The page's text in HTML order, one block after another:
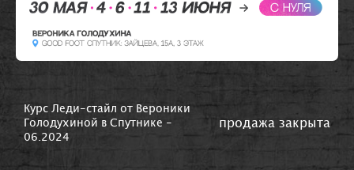
Курс Леди-стайл от Вероники
Голодухиной в Спутнике -
06.2024
продажа закрыта